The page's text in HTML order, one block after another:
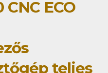
CNC ECO
teljes